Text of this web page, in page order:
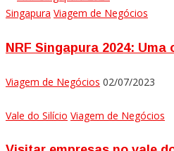
Singapura Viagem de Negócios
NRF Singapura 2024:
Viagem de Negócios 02/07/2023
Vale do Silício Viagem de Negócios